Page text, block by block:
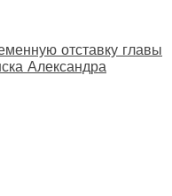
отставку главы
Александра